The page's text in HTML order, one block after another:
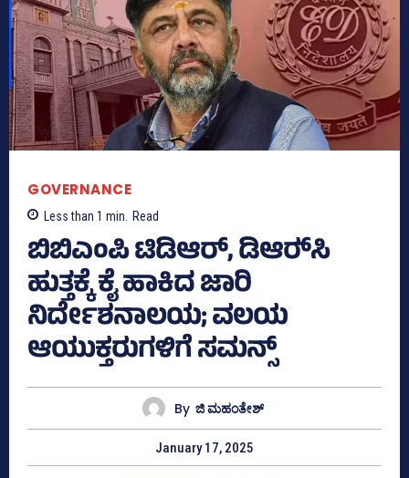
GOVERNANCE
Less than 1 min. Read
ಬಿಬಿಎಂಪಿ ಟಿಡಿಆರ್, ಡಿಆರ್‍‌ಸಿ
ಹುತ್ತಕ್ಕೆ ಕೈ ಹಾಕಿದ ಜಾರಿ
ನಿರ್ದೇಶನಾಲಯ; ವಲಯ
ಆಯುಕ್ತರುಗಳಿಗೆ ಸಮನ್ಸ್‌
By ಜಿ ಮಹಂತೇಶ್
January 17, 2025